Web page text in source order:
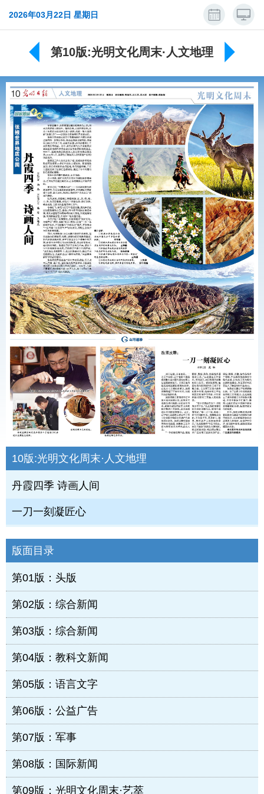
2026年03月22日 星期日
第10版:光明文化周末·人文地理
10版:光明文化周末·人文地理
丹霞四季 诗画人间
一刀一刻凝匠心
版面目录
第01版：头版
第02版：综合新闻
第03版：综合新闻
第04版：教科文新闻
第05版：语言文字
第06版：公益广告
第07版：军事
第08版：国际新闻
第09版：光明文化周末·艺萃